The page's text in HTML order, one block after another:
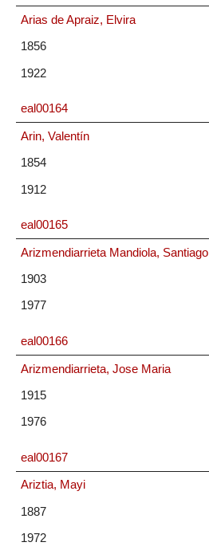
Arias de Apraiz, Elvira
1856
1922
eal00164
Arin, Valentín
1854
1912
eal00165
Arizmendiarrieta Mandiola, Santiago
1903
1977
eal00166
Arizmendiarrieta, Jose Maria
1915
1976
eal00167
Ariztia, Mayi
1887
1972